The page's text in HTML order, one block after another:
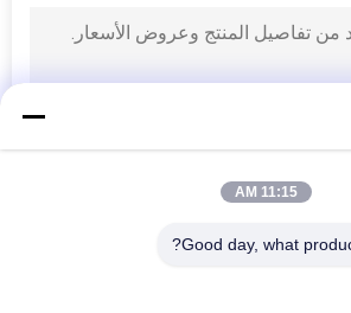
البيئية
11:15 AM
Good day, what